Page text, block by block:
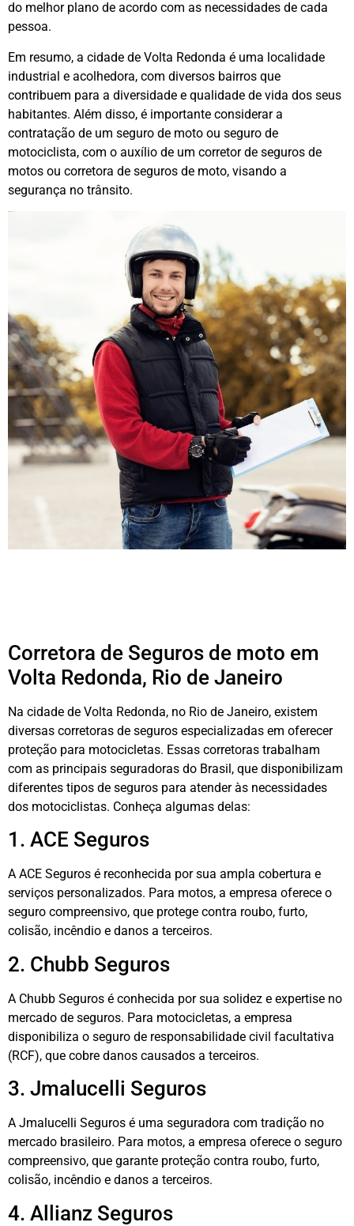
do melhor plano de acordo com as necessidades de cada
pessoa.
Em resumo, a cidade de Volta Redonda é uma localidade
industrial e acolhedora, com diversos bairros que
contribuem para a diversidade e qualidade de vida dos seus
habitantes. Além disso, é importante considerar a
contratação de um seguro de moto ou seguro de
motociclista, com o auxílio de um corretor de seguros de
motos ou corretora de seguros de moto, visando a
segurança no trânsito.
Corretora de Seguros de moto em
Volta Redonda, Rio de Janeiro
Na cidade de Volta Redonda, no Rio de Janeiro, existem
diversas corretoras de seguros especializadas em oferecer
proteção para motocicletas. Essas corretoras trabalham
com as principais seguradoras do Brasil, que disponibilizam
diferentes tipos de seguros para atender às necessidades
dos motociclistas. Conheça algumas delas:
1. ACE Seguros
A ACE Seguros é reconhecida por sua ampla cobertura e
serviços personalizados. Para motos, a empresa oferece o
seguro compreensivo, que protege contra roubo, furto,
colisão, incêndio e danos a terceiros.
2. Chubb Seguros
A Chubb Seguros é conhecida por sua solidez e expertise no
mercado de seguros. Para motocicletas, a empresa
disponibiliza o seguro de responsabilidade civil facultativa
(RCF), que cobre danos causados a terceiros.
3. Jmalucelli Seguros
A Jmalucelli Seguros é uma seguradora com tradição no
mercado brasileiro. Para motos, a empresa oferece o seguro
compreensivo, que garante proteção contra roubo, furto,
colisão, incêndio e danos a terceiros.
4. Allianz Seguros